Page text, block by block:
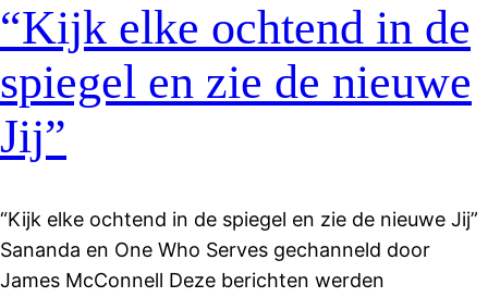
“Kijk elke ochtend in de
spiegel en zie de nieuwe
Jij”
“Kijk elke ochtend in de spiegel en zie de nieuwe Jij”
Sananda en One Who Serves gechanneld door
James McConnell Deze berichten werden